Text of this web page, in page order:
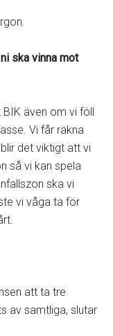
ska vinna mot
även om vi föll
Vi får räkna
det viktigt att vi
så vi kan spela
ska vi
vi våga ta för
att ta tre
av samtliga, slutar